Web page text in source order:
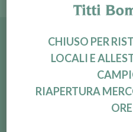
CONTATTI
10020 LAURIANO PO (TO)
CHIUSO PER
LOCALI E
RIAPERTURA